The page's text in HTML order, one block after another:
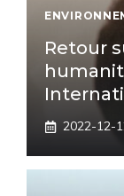
Retour
2022-12-